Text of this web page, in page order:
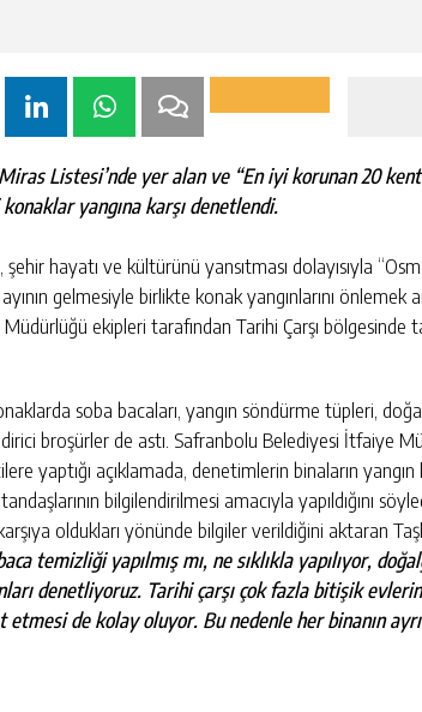
Listesi’nde yer alan ve “En iyi korunan 20
yangına karşı denetlendi.
hayatı ve kültürünü yansıtması dolayısıyla
gelmesiyle birlikte konak yangınlarını önlemek
ekipleri tarafından Tarihi Çarşı bölgesinde
soba bacaları, yangın söndürme tüpleri,
broşürler de astı. Safranbolu Belediyesi İtfaiye
yaptığı açıklamada, denetimlerin binaların
bilgilendirilmesi amacıyla yapıldığını
oldukları yönünde bilgiler verildiğini aktaran
temizliği yapılmış mı, ne sıklıkla yapılıyor,
denetliyoruz. Tarihi çarşı çok fazla bitişik
etmesi de kolay oluyor. Bu nedenle her binanın